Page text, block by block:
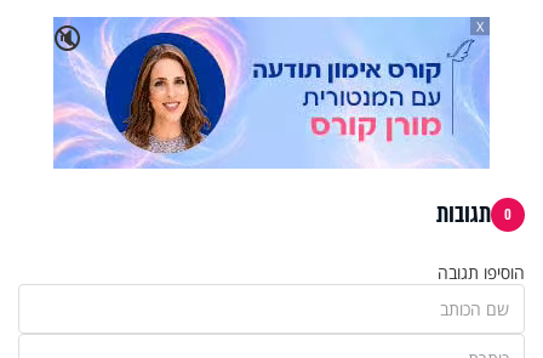
🔇
X
0 תגובות
הוסיפו תגובה